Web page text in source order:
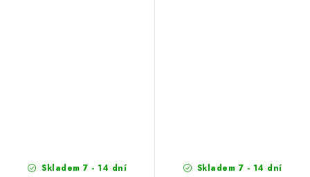
Skladem 7 - 14 dní Skladem 7 - 14 dní